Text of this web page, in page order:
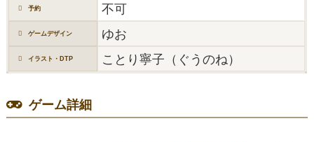
予約 不可
ゲームデザイン ゆお
イラスト・DTP ことり寧子（ぐうのね）
ゲーム詳細